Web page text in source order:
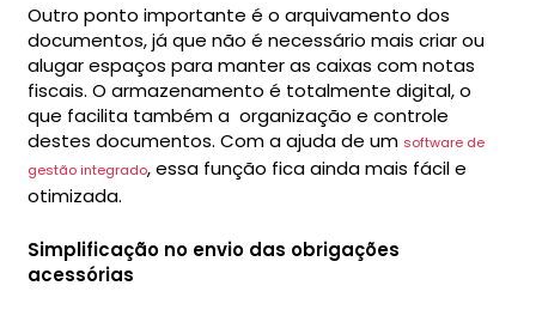
Outro ponto importante é o arquivamento dos
documentos, já que não é necessário mais criar ou
alugar espaços para manter as caixas com notas
fiscais. O armazenamento é totalmente digital, o
que facilita também a organização e controle
destes documentos. Com a ajuda de um software de
gestão integrado, essa função fica ainda mais fácil e
otimizada.
Simplificação no envio das obrigações
acessórias